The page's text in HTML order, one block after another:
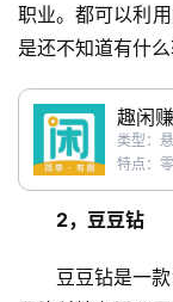
职业。都可以利
是还不知道有什
趣闲赚
类型：
特点：
2，豆豆钻
豆豆钻是一